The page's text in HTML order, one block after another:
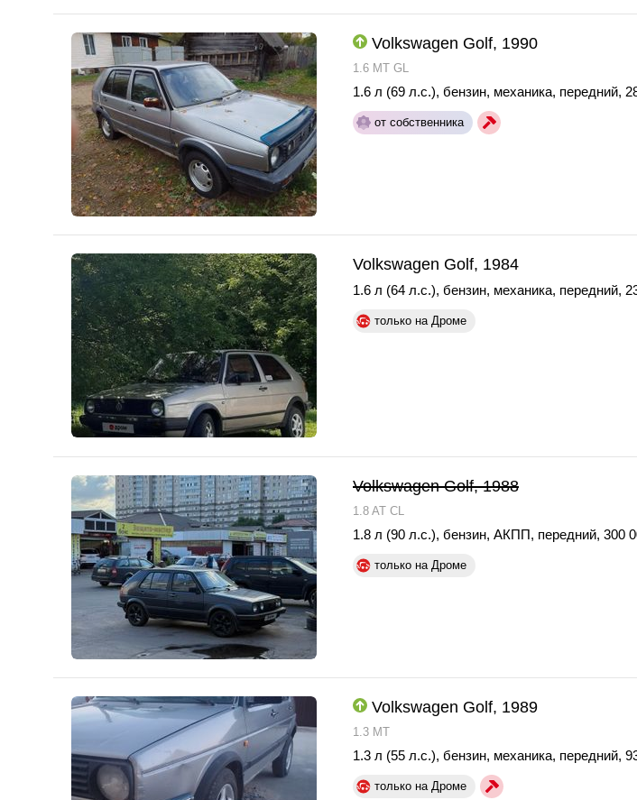
Volkswagen Golf, 1990
1.6 MT GL
1.6 л (69 л.с.), бензин, механика, передний,
от собственника
Volkswagen Golf, 1984
1.6 л (64 л.с.), бензин, механика, передний,
только на Дроме
Volkswagen Golf, 1988
1.8 AT CL
1.8 л (90 л.с.), бензин, АКПП, передний, 300
только на Дроме
Volkswagen Golf, 1989
1.3 MT
1.3 л (55 л.с.), бензин, механика, передний,
только на Дроме